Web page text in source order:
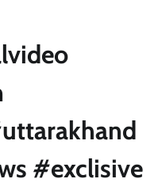
#exclisive